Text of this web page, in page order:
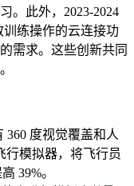
。此外，2023-2024
练操作的云连接功
需求。这些创新共同
360 度视觉覆盖和人
行模拟器，将飞行员
39%。